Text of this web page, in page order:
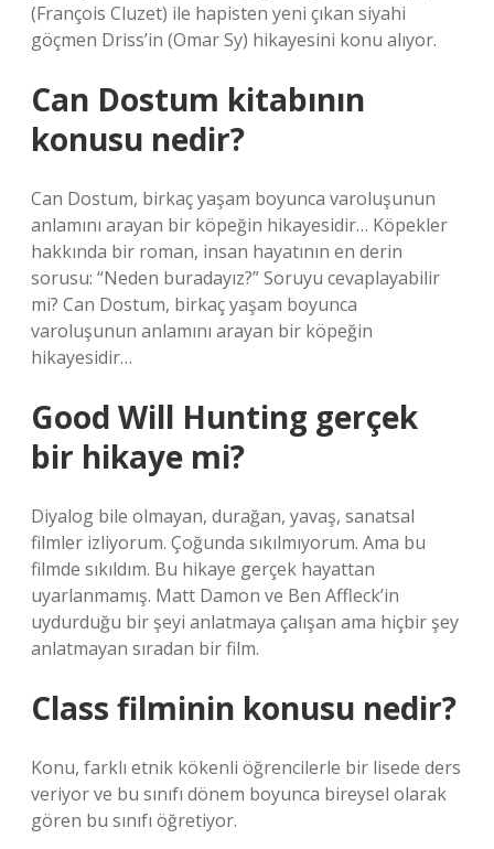
(François Cluzet) ile hapisten yeni çıkan siyahi
göçmen Driss’in (Omar Sy) hikayesini konu alıyor.
Can Dostum kitabının
konusu nedir?
Can Dostum, birkaç yaşam boyunca varoluşunun
anlamını arayan bir köpeğin hikayesidir… Köpekler
hakkında bir roman, insan hayatının en derin
sorusu: “Neden buradayız?” Soruyu cevaplayabilir
mi? Can Dostum, birkaç yaşam boyunca
varoluşunun anlamını arayan bir köpeğin
hikayesidir…
Good Will Hunting gerçek
bir hikaye mi?
Diyalog bile olmayan, durağan, yavaş, sanatsal
filmler izliyorum. Çoğunda sıkılmıyorum. Ama bu
filmde sıkıldım. Bu hikaye gerçek hayattan
uyarlanmamış. Matt Damon ve Ben Affleck’in
uydurduğu bir şeyi anlatmaya çalışan ama hiçbir şey
anlatmayan sıradan bir film.
Class filminin konusu nedir?
Konu, farklı etnik kökenli öğrencilerle bir lisede ders
veriyor ve bu sınıfı dönem boyunca bireysel olarak
gören bu sınıfı öğretiyor.